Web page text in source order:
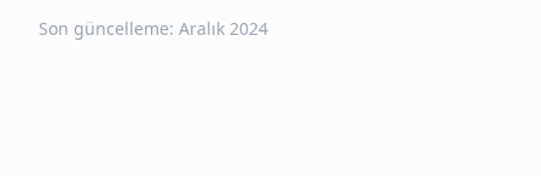
Son güncelleme: Aralık 2024